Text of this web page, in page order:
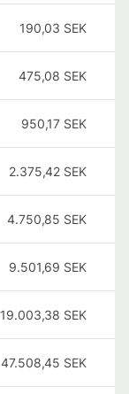
190,03 SEK
475,08 SEK
950,17 SEK
2.375,42 SEK
4.750,85 SEK
9.501,69 SEK
19.003,38 SEK
47.508,45 SEK